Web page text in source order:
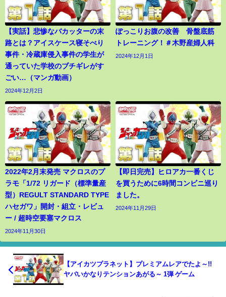
【実話】悲惨なバカッターの末
路とは？アイスケース寝そべり
事件・冷蔵庫侵入事件の学生が
通っていた学校のブチギレがす
ごい…（マンガ動画）
2024年12月2日
ぽっこりお腹の改善 骨盤底筋
トレーニング！＃木野産婦人科
2024年12月1日
2022年2月末発売 マクロスのプ
ラモ「1/72 リガード（標準量産
型）REGULT STANDARD TYPE
ハセガワ」開封・組立・レビュ
ー / 超時空要塞マクロス
2024年11月30日
【即日完売】ヒロアカ一番くじ
を買うために6時間コンビニ巡り
ました。
2024年11月29日
【アイカツプラネット】プレミアムレアでたよ～!!
ヤバいかなりテンションあがる～ 1弾 ゲーム